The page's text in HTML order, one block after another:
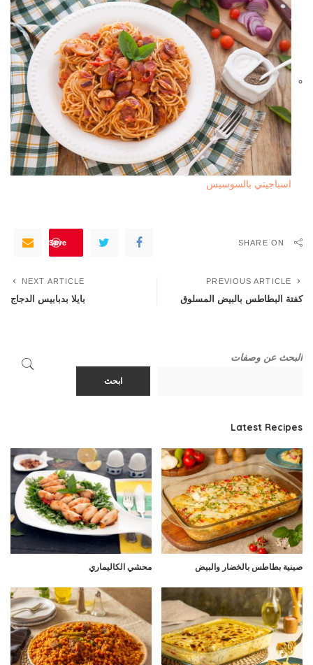
اسباجيتي بالسوسيس
SHARE ON
Save
PREVIOUS ARTICLE
كفتة البطاطس بالبيض المسلوق
NEXT ARTICLE
بايلا بدبابيس الدجاج
البحث عن وصفات
ابحث
Latest Recipes
صينية بطاطس بالخضار والبيض محشي الكاليماري